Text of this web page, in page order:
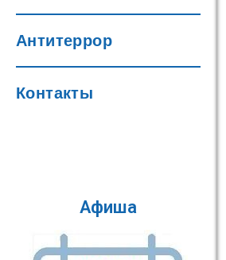
Антитеррор
Контакты
Афиша